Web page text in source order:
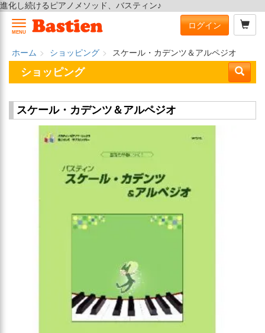
進化し続けるピアノメソッド、バスティン♪
MENU
ログイン
ホーム ショッピング
スケール・カデンツ＆アルペジオ
ショッピング
スケール・カデンツ＆アルペジオ